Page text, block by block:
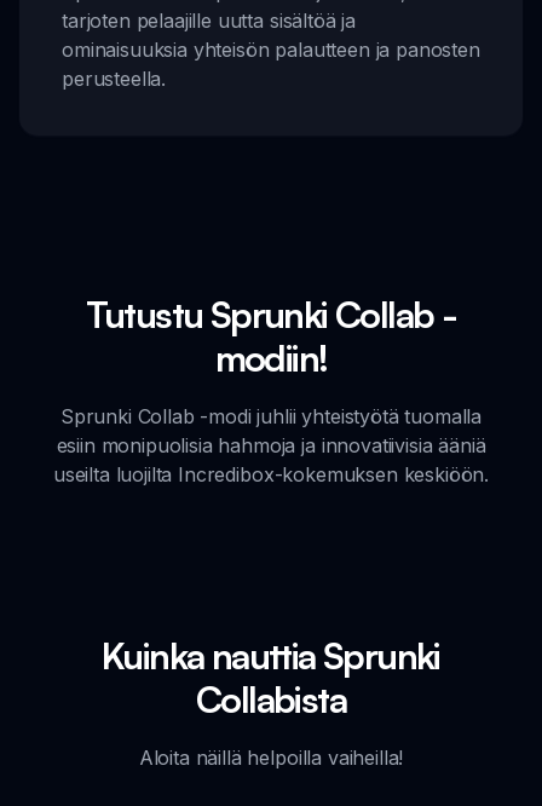
tarjoten pelaajille uutta sisältöä ja
ominaisuuksia yhteisön palautteen ja panosten
perusteella.
Tutustu Sprunki Collab -
modiin!
Sprunki Collab -modi juhlii yhteistyötä tuomalla
esiin monipuolisia hahmoja ja innovatiivisia ääniä
useilta luojilta Incredibox-kokemuksen keskiöön.
Kuinka nauttia Sprunki
Collabista
Aloita näillä helpoilla vaiheilla!